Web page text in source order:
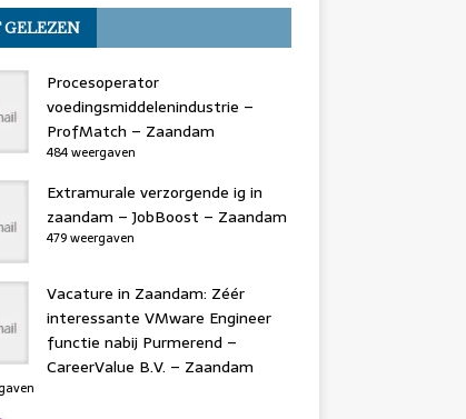
GELEZEN
Procesoperator
voedingsmiddelenindustrie –
ProfMatch – Zaandam
484 weergaven
Extramurale verzorgende ig in
zaandam – JobBoost – Zaandam
479 weergaven
Vacature in Zaandam: Zéér
interessante VMware Engineer
functie nabij Purmerend –
CareerValue B.V. – Zaandam